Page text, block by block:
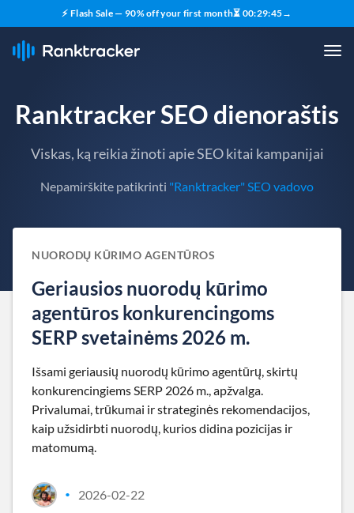
⚡ Flash Sale — 90% off your first month⏳ 00:29:44→
Ranktracker SEO dienoraštis
Viskas, ką reikia žinoti apie SEO kitai kampanijai
Nepamirškite patikrinti "Ranktracker" SEO vadovo
NUORODŲ KŪRIMO AGENTŪROS
Geriausios nuorodų kūrimo
agentūros konkurencingoms
SERP svetainėms 2026 m.
Išsami geriausių nuorodų kūrimo agentūrų, skirtų
konkurencingiems SERP 2026 m., apžvalga.
Privalumai, trūkumai ir strateginės rekomendacijos,
kaip užsidirbti nuorodų, kurios didina pozicijas ir
matomumą.
• 2026-02-22